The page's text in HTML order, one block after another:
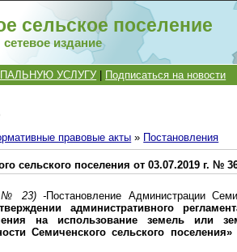
сельское поселение
сетевое издание
УСЛУГУ Подписаться на новости
правовые акты » Постановления
сельского поселения от 03.07.2019 г. №
№ 23) -Постановление Администрации
административного
на использование земель или
Семиченского сельского поселения»